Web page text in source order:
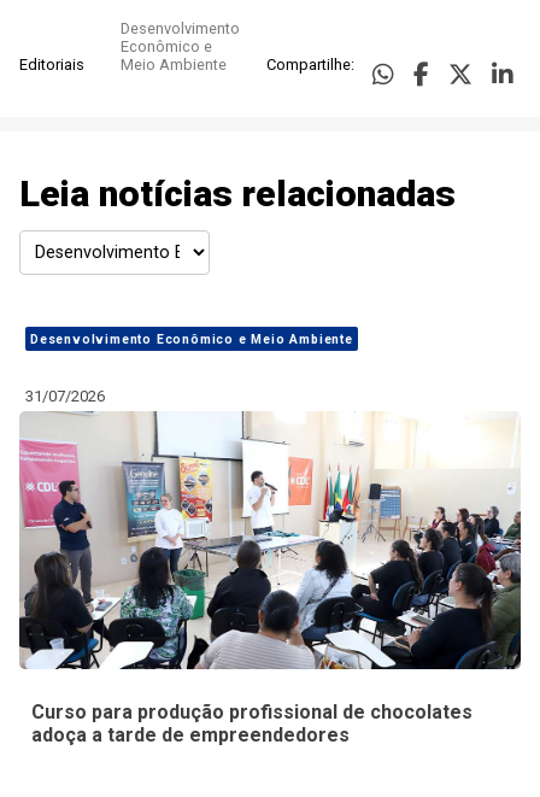
Editoriais
Desenvolvimento
Econômico e
Meio Ambiente
Compartilhe:
Leia notícias relacionadas
Desenvolvimento Econômico e Meio Ambiente
31/07/2026
Curso para produção profissional de chocolates
adoça a tarde de empreendedores